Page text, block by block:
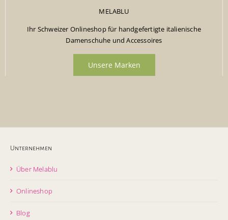
MELABLU
Ihr Schweizer Onlineshop für handgefertigte italienische
Damenschuhe und Accessoires
Unsere Marken
Unternehmen
Über Melablu
Onlineshop
Blog